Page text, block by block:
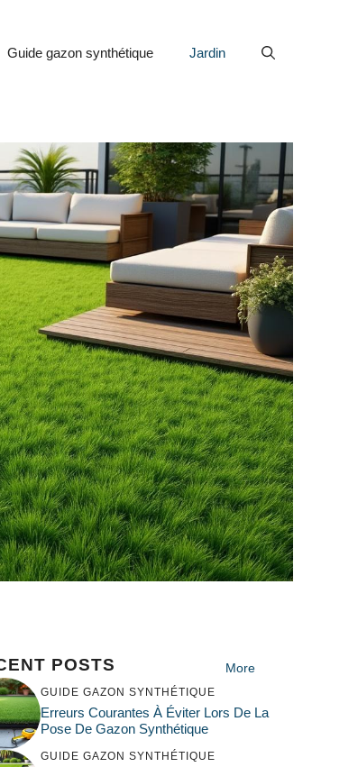
Guide gazon synthétique Jardin
POSTS More
GUIDE GAZON SYNTHÉTIQUE
Erreurs Courantes À Éviter Lors De La
Pose De Gazon Synthétique
GUIDE GAZON SYNTHÉTIQUE